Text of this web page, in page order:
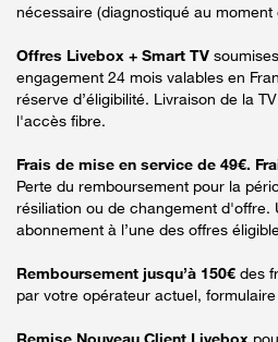
nécessaire (diagnostiqué au
Offres Livebox + Smart TV
engagement 24 mois valables en
réserve d’éligibilité. Livraison de la
l'accès fibre.
Frais de mise en service de 49€.
Perte du remboursement pour la
résiliation ou de changement d'offre.
abonnement à l’une des offres
Remboursement jusqu’à 150€ des
par votre opérateur actuel, formulaire
Remise Nouveau Client Livebox